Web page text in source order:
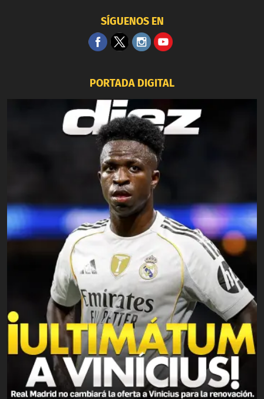
SÍGUENOS EN
PORTADA DIGITAL